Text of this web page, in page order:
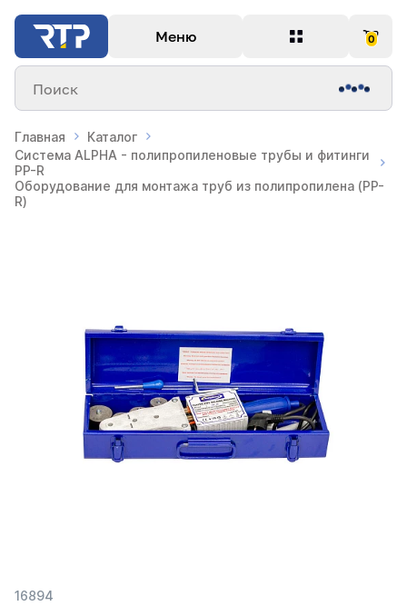
Меню 0
Поиск
Главная
Каталог
Система ALPHA - полипропиленовые трубы и фитинги
PP-R
Оборудование для монтажа труб из полипропилена (PP-
R)
16894